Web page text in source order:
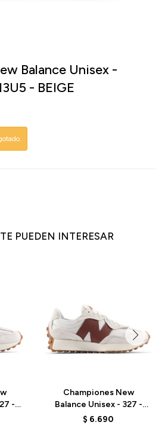
Balance Unisex -
- BEIGE
PUEDEN INTERESAR
-
Championes New
Balance Unisex - 327 -
U327WKM - LINEN
$ 6.690